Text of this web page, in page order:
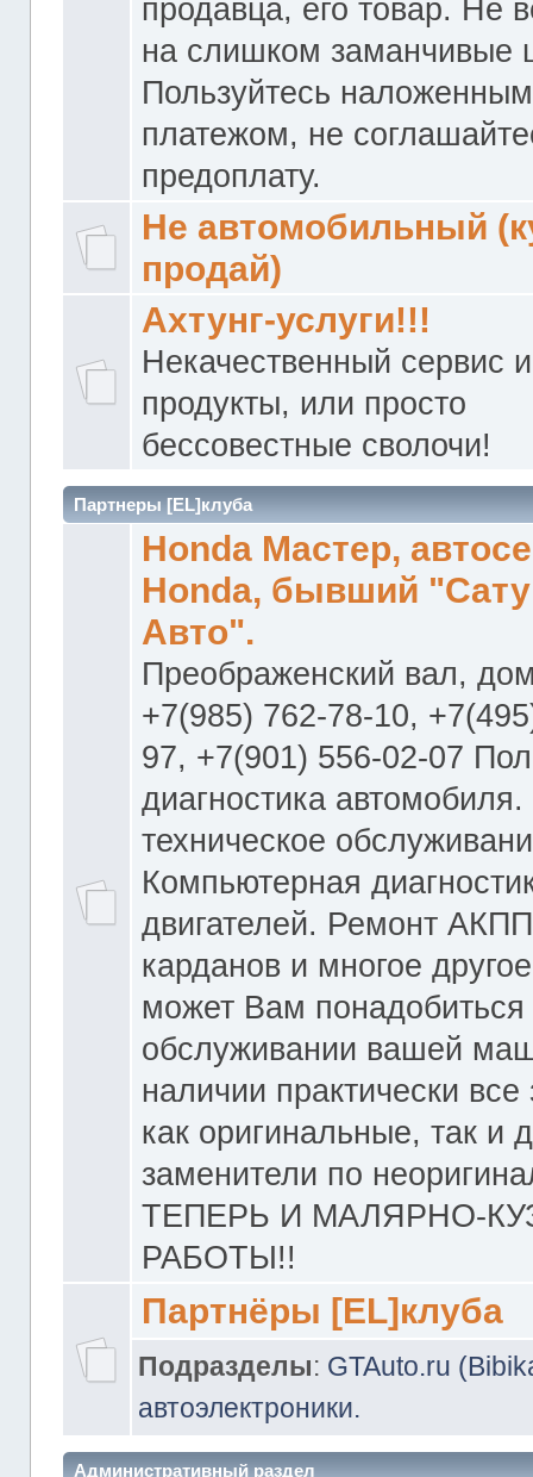
продавца, его товар. Не
на слишком заманчивые
Пользуйтесь наложенным
платежом, не
предоплату.
Не автомобильный
продай)
Ахтунг-услуги!!!
Некачественный сервис и
продукты, или просто
бессовестные сволочи!
Партнеры [EL]клуба
Honda Мастер,
Honda, бывший
Авто".
Преображенский вал,
+7(985) 762-78-10,
97, +7(901) 556-02-07
диагностика
техническое
Компьютерная
двигателей. Ремонт
карданов и многое
может Вам понадобиться
обслуживании вашей
наличии практически все
как оригинальные, так и
заменители по
ТЕПЕРЬ И МАЛЯРНО-
РАБОТЫ!!
Партнёры [EL]клуба
Подразделы: GTAuto.ru
автоэлектроники.
Административный раздел